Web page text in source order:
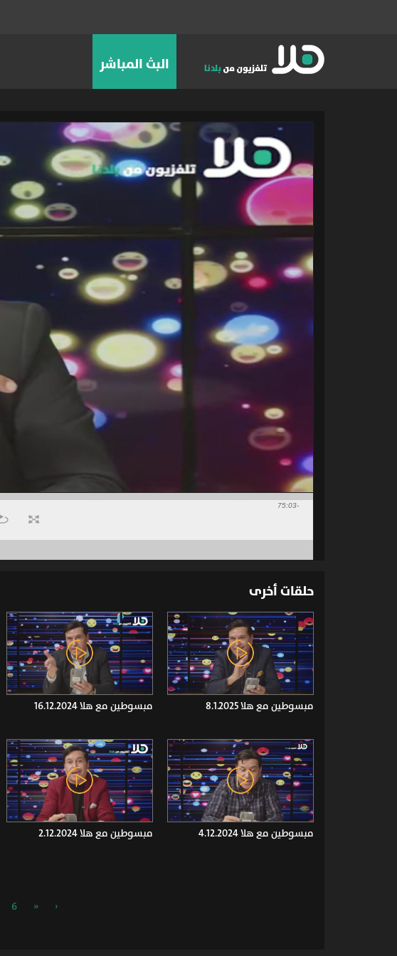
البث المباشر
-75:03
حلقات أخرى
مبسوطين مع هلا 8.1.2025 مبسوطين مع هلا 16.12.2024
مبسوطين مع هلا 4.12.2024 مبسوطين مع هلا 2.12.2024
‹
«
6